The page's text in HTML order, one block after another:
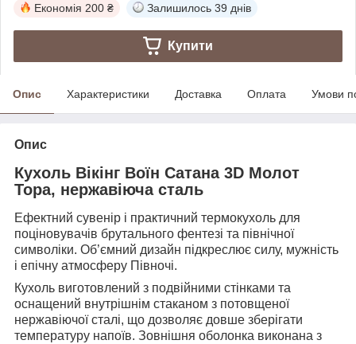
Економія 200 ₴ Залишилось 39 днів
Купити
Опис Характеристики Доставка Оплата Умови
Опис
Кухоль Вікінг Воїн Сатана 3D Молот
Тора, нержавіюча сталь
Ефектний сувенір і практичний термокухоль для
поціновувачів брутального фентезі та північної
символіки. Об’ємний дизайн підкреслює силу, мужність
і епічну атмосферу Півночі.
Кухоль виготовлений з подвійними стінками та
оснащений внутрішнім стаканом з потовщеної
нержавіючої сталі, що дозволяє довше зберігати
температуру напоїв. Зовнішня оболонка виконана з